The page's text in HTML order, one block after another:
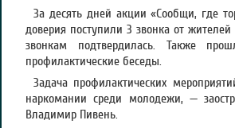
За десять дней акции «Сообщи, где
доверия поступили 3 звонка от
звонкам подтвердилась. Также
профилактические беседы.
Задача профилактических
наркомании среди молодежи, —
Владимир Пивень.